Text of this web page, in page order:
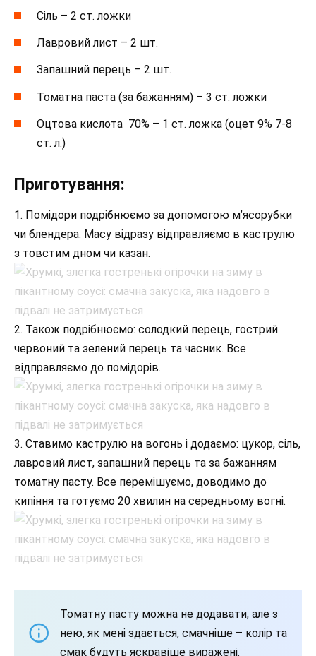
Сіль – 2 ст. ложки
Лавровий лист – 2 шт.
Запашний перець – 2 шт.
Томатна паста (за бажанням) – 3 ст. ложки
Оцтова кислота 70% – 1 ст. ложка (оцет 9% 7-8
ст. л.)
Приготування:
1. Помідори подрібнюємо за допомогою м’ясорубки
чи блендера. Масу відразу відправляємо в каструлю
з товстим дном чи казан.
2. Також подрібнюємо: солодкий перець, гострий
червоний та зелений перець та часник. Все
відправляємо до помідорів.
3. Ставимо каструлю на вогонь і додаємо: цукор, сіль,
лавровий лист, запашний перець та за бажанням
томатну пасту. Все перемішуємо, доводимо до
кипіння та готуємо 20 хвилин на середньому вогні.
Томатну пасту можна не додавати, але з
нею, як мені здається, смачніше – колір та
смак будуть яскравіше виражені.